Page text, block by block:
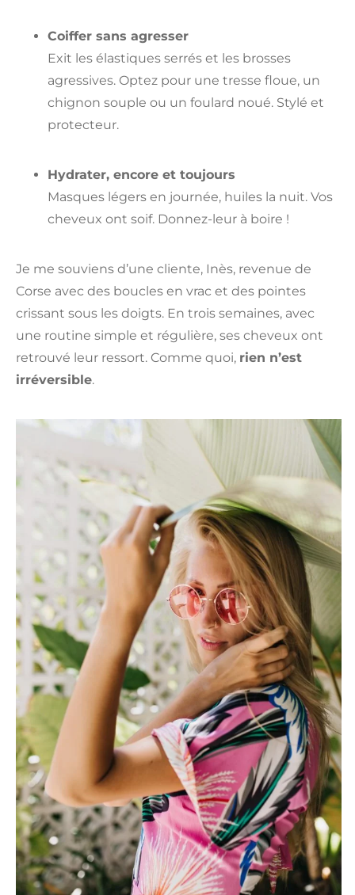
Coiffer sans agresser
Exit les élastiques serrés et les brosses
agressives. Optez pour une tresse floue, un
chignon souple ou un foulard noué. Stylé et
protecteur.
Hydrater, encore et toujours
Masques légers en journée, huiles la nuit. Vos
cheveux ont soif. Donnez-leur à boire !
Je me souviens d’une cliente, Inès, revenue de
Corse avec des boucles en vrac et des pointes
crissant sous les doigts. En trois semaines, avec
une routine simple et régulière, ses cheveux ont
retrouvé leur ressort. Comme quoi, rien n’est
irréversible.